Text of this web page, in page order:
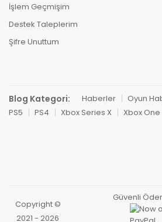
İşlem Geçmişim
Destek Taleplerim
Şifre Unuttum
Blog Kategori: Haberler Oyun
PS5
PS4 Xbox Series X Xbox One
Copyright ©
2021 - 2026
Güvenli